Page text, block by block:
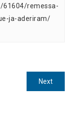
61604/remessa-
ja-aderiram/
NextNext
post: